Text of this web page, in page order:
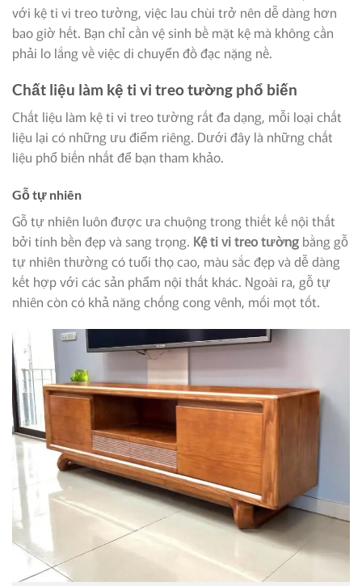
với kệ ti vi treo tường, việc lau chùi trở nên dễ dàng hơn
bao giờ hết. Bạn chỉ cần vệ sinh bề mặt kệ mà không cần
phải lo lắng về việc di chuyển đồ đạc nặng nề.
Chất liệu làm kệ ti vi treo tường phổ biến
Chất liệu làm kệ ti vi treo tường rất đa dạng, mỗi loại chất
liệu lại có những ưu điểm riêng. Dưới đây là những chất
liệu phổ biến nhất để bạn tham khảo.
Gỗ tự nhiên
Gỗ tự nhiên luôn được ưa chuộng trong thiết kế nội thất
bởi tính bền đẹp và sang trọng. Kệ ti vi treo tường bằng gỗ
tự nhiên thường có tuổi thọ cao, màu sắc đẹp và dễ dàng
kết hợp với các sản phẩm nội thất khác. Ngoài ra, gỗ tự
nhiên còn có khả năng chống cong vênh, mối mọt tốt.